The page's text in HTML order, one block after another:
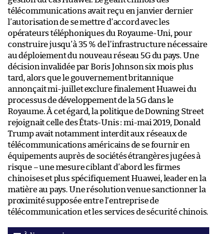
télécommunications avait reçu en janvier dernier
l’autorisation de se mettre d’accord avec les
opérateurs téléphoniques du Royaume-Uni, pour
construire jusqu’à 35 % de l’infrastructure nécessaire
au déploiement du nouveau réseau 5G du pays. Une
décision invalidée par Boris Johnson six mois plus
tard, alors que le gouvernement britannique
annonçait mi-juillet exclure finalement Huawei du
processus de développement de la 5G dans le
Royaume. À cet égard, la politique de Downing Street
rejoignait celle des États-Unis : mi-mai 2019, Donald
Trump avait notamment interdit aux réseaux de
télécommunications américains de se fournir en
équipements auprès de sociétés étrangères jugées à
risque – une mesure ciblant d’abord les firmes
chinoises et plus spécifiquement Huawei, leader en la
matière au pays. Une résolution venue sanctionner la
proximité supposée entre l’entreprise de
télécommunication et les services de sécurité chinois.